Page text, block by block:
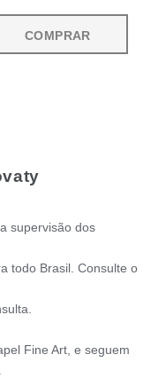
COMPRAR
supervisão dos
todo Brasil. Consulte o
Fine Art, e seguem